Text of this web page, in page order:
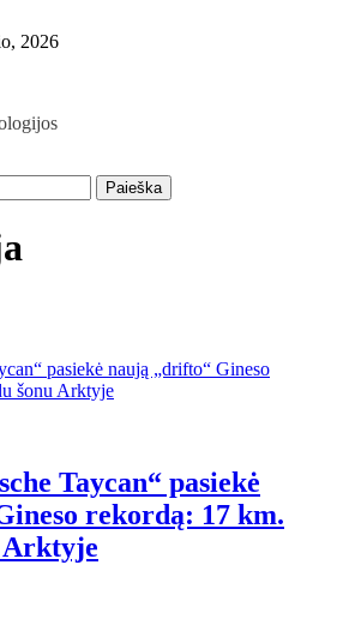
2026
Taycan“ pasiekė
rekordą: 17 km.
Arktyje